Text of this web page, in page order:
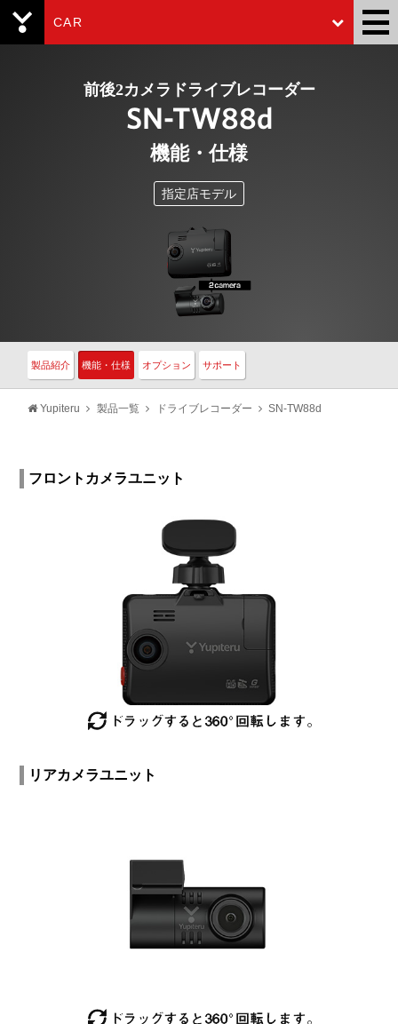
CAR
前後2カメラドライブレコーダー
SN-TW88d
機能・仕様
指定店モデル
製品紹介 機能・仕様 オプション サポート
Yupiteru 製品一覧 ドライブレコーダー SN-TW88d
フロントカメラユニット
リアカメラユニット